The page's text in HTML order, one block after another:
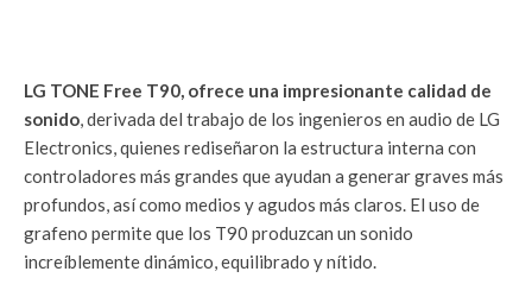
LG TONE Free T90, ofrece una impresionante calidad de
sonido, derivada del trabajo de los ingenieros en audio de LG
Electronics, quienes rediseñaron la estructura interna con
controladores más grandes que ayudan a generar graves más
profundos, así como medios y agudos más claros. El uso de
grafeno permite que los T90 produzcan un sonido
increíblemente dinámico, equilibrado y nítido.